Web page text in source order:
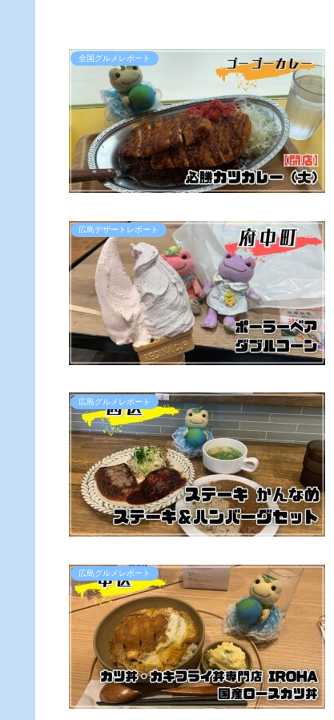
全国グルメレポート
広島デザートレポート
広島グルメレポート
広島グルメレポート